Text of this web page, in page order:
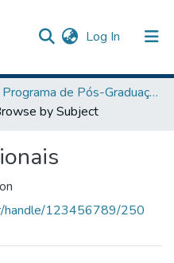
Log In (current)
Programa de Pós-Graduação em Ensino
by Subject
handle/123456789/250